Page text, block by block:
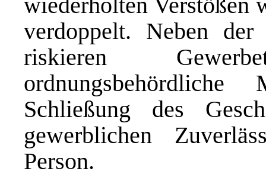
verdoppelt. Neben der
riskieren
Schließung des
gewerblichen
Person.